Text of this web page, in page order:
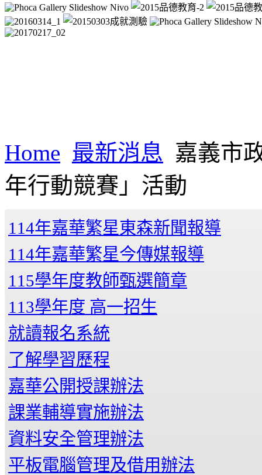
Home 最新消息 嘉義市
年行動競賽」活動
114年嘉華繁星東森新聞報導
114年嘉華繁星今傳媒報導
115學年度教師甄選簡章
113學年度 高一招生
就讀報名系統
了解學習歷程
嘉華公開授課辦法
課業輔導實施辦法
資料安全管理辦法
平板電腦管理及借用辦法